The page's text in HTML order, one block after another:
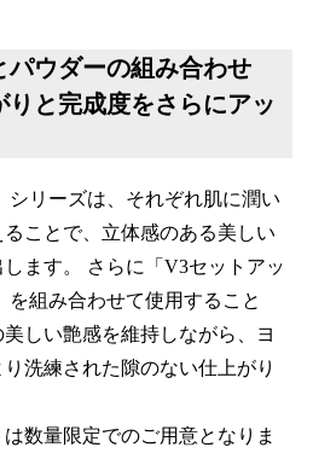
パウダーの組み合わせ
と完成度をさらにアッ
シリーズは、それぞれ肌に潤い
ことで、立体感のある美しい
ます。 さらに「V3セットアッ
を組み合わせて使用すること
しい艶感を維持しながら、ヨ
洗練された隙のない仕上がり
数量限定でのご用意となりま